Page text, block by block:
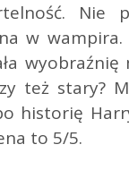
Nie
w
też stary?
historię
to 5/5.